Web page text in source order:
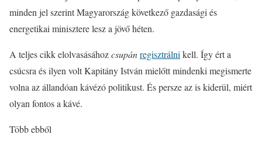
minden jel szerint Magyarország következő gazdasági és
energetikai minisztere lesz a jövő héten.
A teljes cikk elolvasásáhozcsupánregisztrálni kell. Így ért a
csúcsra és ilyen volt Kapitány István mielőtt mindenki megismerte
volna az állandóan kávézó politikust. És persze az is kiderül, miért
olyan fontos a kávé.
Több ebből